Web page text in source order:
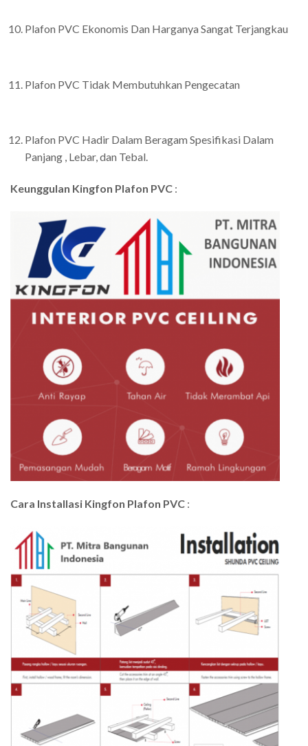
Plafon PVC Ekonomis Dan Harganya Sangat Terjangkau
Plafon PVC Tidak Membutuhkan Pengecatan
Plafon PVC Hadir Dalam Beragam Spesifikasi Dalam
Panjang , Lebar, dan Tebal.
Keunggulan Kingfon Plafon PVC :
Cara Installasi Kingfon Plafon PVC :